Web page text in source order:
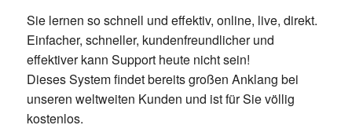
Sie lernen so schnell und effektiv, online, live, direkt.
Einfacher, schneller, kundenfreundlicher und
effektiver kann Support heute nicht sein!
Dieses System findet bereits großen Anklang bei
unseren weltweiten Kunden und ist für Sie völlig
kostenlos.